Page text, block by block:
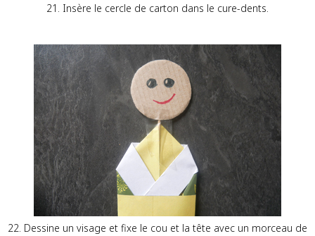
21. Insère le cercle de carton dans le cure-dents.
22. Dessine un visage et fixe le cou et la tête avec un morceau de